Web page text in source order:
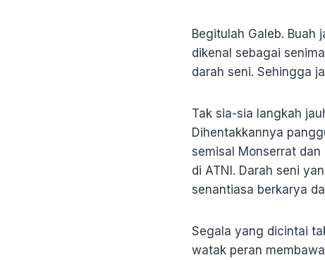
Begitulah Galeb. Buah
dikenal sebagai
darah seni. Sehingga
Tak sia-sia langkah
Dihentakkannya
semisal Monserrat
di ATNI. Darah seni
senantiasa berkarya
Segala yang dicintai
watak peran